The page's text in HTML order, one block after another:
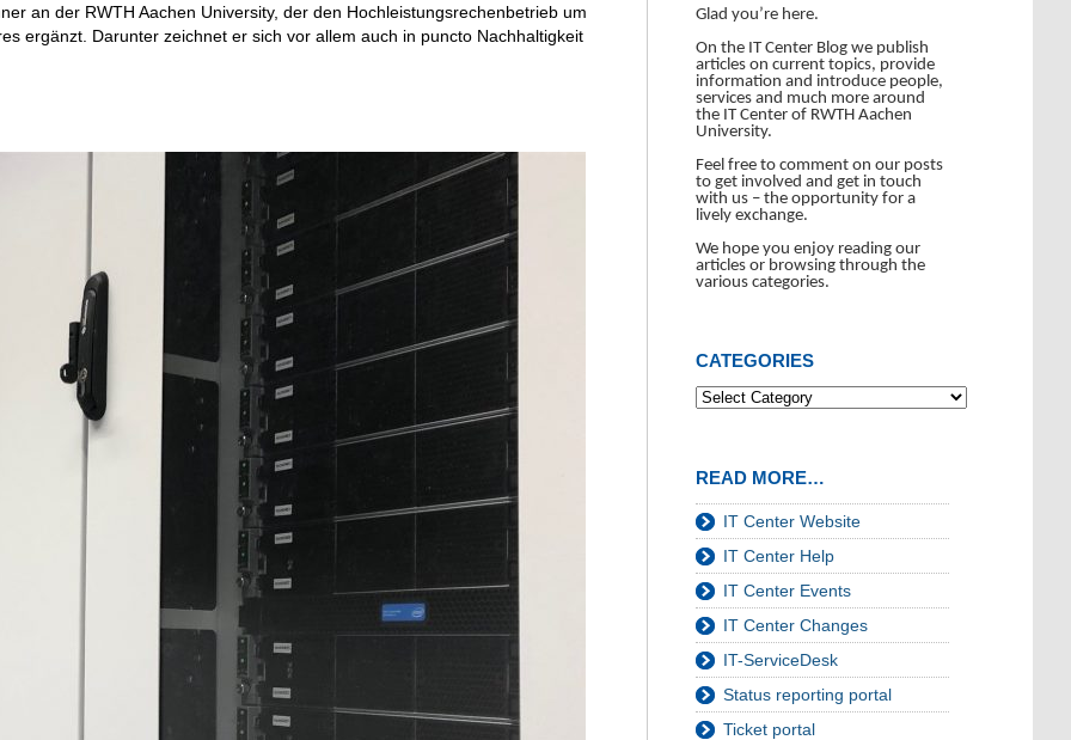
an der RWTH Aachen University, der den Hochleistungsrechenbetrieb um
ergänzt. Darunter zeichnet er sich vor allem auch in puncto Nachhaltigkeit
Glad you’re here.
On the IT Center Blog we publish
articles on current topics, provide
information and introduce people,
services and much more around
the IT Center of RWTH Aachen
University.
Feel free to comment on our posts
to get involved and get in touch
with us – the opportunity for a
lively exchange.
We hope you enjoy reading our
articles or browsing through the
various categories.
CATEGORIES
READ MORE…
IT Center Website
IT Center Help
IT Center Events
IT Center Changes
IT-ServiceDesk
Status reporting portal
Ticket portal